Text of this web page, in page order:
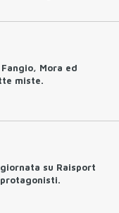
Mora ed
miste.
su Raisport